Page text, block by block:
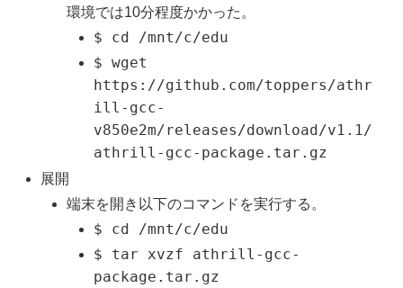
環境では10分程度かかった。
$ cd /mnt/c/edu
$ wget
https://github.com/toppers/athr
ill-gcc-
v850e2m/releases/download/v1.1/
athrill-gcc-package.tar.gz
展開
端末を開き以下のコマンドを実行する。
$ cd /mnt/c/edu
$ tar xvzf athrill-gcc-
package.tar.gz